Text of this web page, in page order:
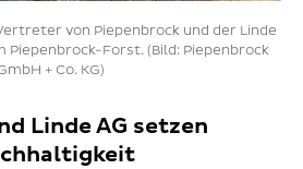
von Piepenbrock und der Linde
Piepenbrock-Forst. (Bild: Piepenbrock
+ Co. KG)
Linde AG setzen